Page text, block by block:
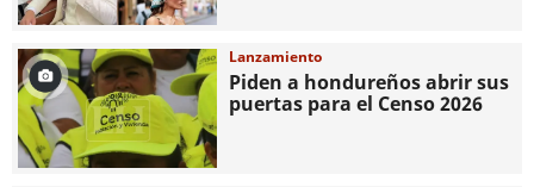
Lanzamiento
Piden a hondureños abrir sus
puertas para el Censo 2026